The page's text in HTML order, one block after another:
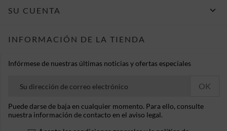
SU CUENTA 
INFORMACIÓN DE LA TIENDA
Infórmese de nuestras últimas noticias y ofertas especiales
Puede darse de baja en cualquier momento. Para ello, consulte
nuestra información de contacto en el aviso legal.